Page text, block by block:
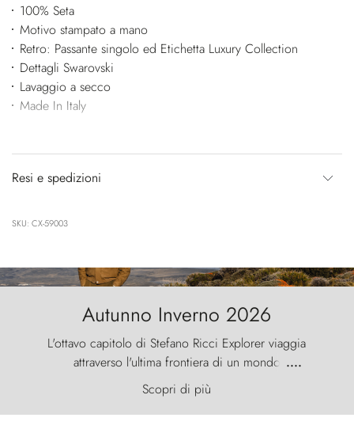
100% Seta
Motivo stampato a mano
Retro: Passante singolo ed Etichetta Luxury Collection
Dettagli Swarovski
Lavaggio a secco
Made In Italy
Resi e spedizioni
SKU: CX-59003
Autunno Inverno 2026
L'ottavo capitolo di Stefano Ricci Explorer viaggia
attraverso l'ultima frontiera di un mondo
primordiale, dove il vento scolpisce la natura con
furia ancestrale e le Torres del Paine sfidano il
cielo come sentinelle di pietra.
....
Scopri di più